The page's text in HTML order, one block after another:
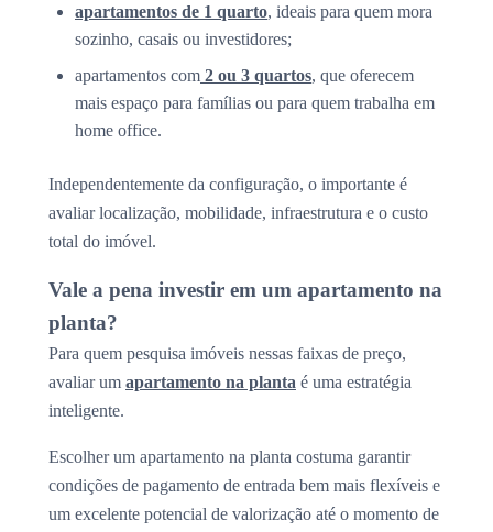
apartamentos de 1 quarto, ideais para quem mora
sozinho, casais ou investidores;
apartamentos com 2 ou 3 quartos, que oferecem
mais espaço para famílias ou para quem trabalha em
home office.
Independentemente da configuração, o importante é
avaliar localização, mobilidade, infraestrutura e o custo
total do imóvel.
Vale a pena investir em um apartamento na
planta?
Para quem pesquisa imóveis nessas faixas de preço,
avaliar um apartamento na planta é uma estratégia
inteligente.
Escolher um apartamento na planta costuma garantir
condições de pagamento de entrada bem mais flexíveis e
um excelente potencial de valorização até o momento de